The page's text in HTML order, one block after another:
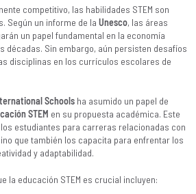
competitivo, las habilidades STEM son
Según un informe de la Unesco, las áreas
un papel fundamental en la economía
décadas. Sin embargo, aún persisten desafíos
disciplinas en los currículos escolares de
Schools ha asumido un papel de
STEM en su propuesta académica. Este
estudiantes para carreras relacionadas con
que también los capacita para enfrentar los
y adaptabilidad.
la educación STEM es crucial incluyen: